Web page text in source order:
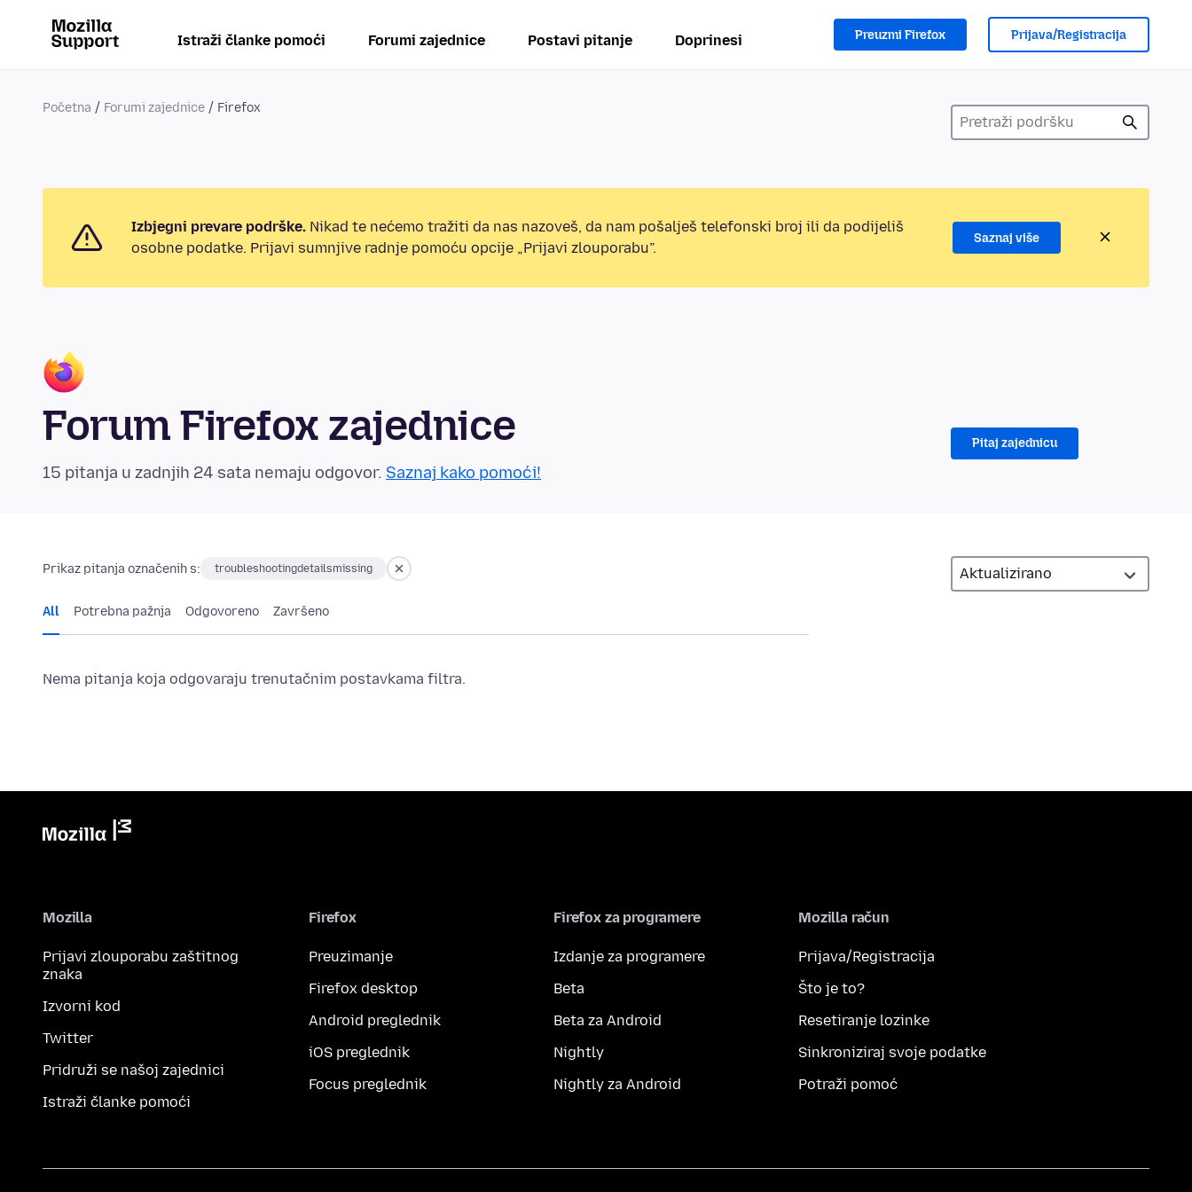
Istraži članke pomoći Forumi zajednice Postavi pitanje Doprinesi Preuzmi Firefox Prijava/Registracija
Početna Forumi zajednice Firefox
Izbjegni prevare podrške. Nikad te nećemo tražiti da nas nazoveš, da nam pošalješ telefonski broj ili da podijeliš
osobne podatke. Prijavi sumnjive radnje pomoću opcije „Prijavi zlouporabu”.
Saznaj više
Forum Firefox zajednice
15 pitanja u zadnjih 24 sata nemaju odgovor. Saznaj kako pomoći!
Pitaj zajednicu
Prikaz pitanja označenih s: troubleshootingdetailsmissing
All Potrebna pažnja Odgovoreno Završeno
Nema pitanja koja odgovaraju trenutačnim postavkama filtra.
Mozilla
Prijavi zlouporabu zaštitnog
znaka
Izvorni kod
Twitter
Pridruži se našoj zajednici
Istraži članke pomoći
Firefox
Preuzimanje
Firefox desktop
Android preglednik
iOS preglednik
Focus preglednik
Firefox za programere
Izdanje za programere
Beta
Beta za Android
Nightly
Nightly za Android
Mozilla račun
Prijava/Registracija
Što je to?
Resetiranje lozinke
Sinkroniziraj svoje podatke
Potraži pomoć